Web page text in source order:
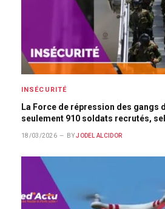
INSÉCURITÉ
La Force de répression des gangs
seulement 910 soldats recrutés,
18/03/2026 BY JODEL ALCIDOR